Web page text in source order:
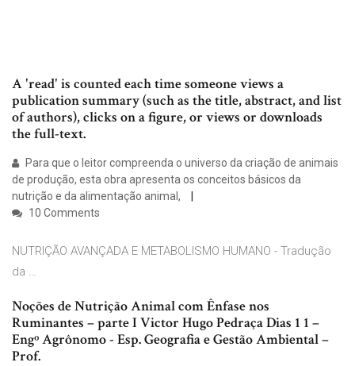
A 'read' is counted each time someone views a
publication summary (such as the title, abstract, and list
of authors), clicks on a figure, or views or downloads
the full-text.
Para que o leitor compreenda o universo da criação de animais
de produção, esta obra apresenta os conceitos básicos da
nutrição e da alimentação animal,
10 Comments
NUTRIÇÃO AVANÇADA E METABOLISMO HUMANO - Tradução
da …
Noções de Nutrição Animal com Ênfase nos
Ruminantes – parte I Victor Hugo Pedraça Dias 1 1 –
Engº Agrônomo - Esp. Geografia e Gestão Ambiental –
Prof.